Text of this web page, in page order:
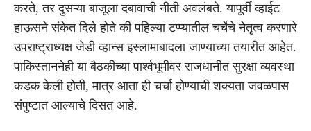
करते, तर दुसऱ्या बाजूला दबावाची नीती अवलंबते. यापूर्वी व्हाईट
हाऊसने संकेत दिले होते की पहिल्या टप्प्यातील चर्चेचे नेतृत्व करणारे
उपराष्ट्राध्यक्ष जेडी व्हान्स इस्लामाबादला जाण्याच्या तयारीत आहेत.
पाकिस्ताननेही या बैठकीच्या पार्श्वभूमीवर राजधानीत सुरक्षा व्यवस्था
कडक केली होती, मात्र आता ही चर्चा होण्याची शक्यता जवळपास
संपुष्टात आल्याचे दिसत आहे.